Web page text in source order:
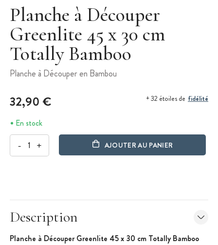
Planche à Découper
Greenlite 45 x 30 cm
Totally Bamboo
Planche à Découper en Bambou
32,90 € + 32 étoiles de fidélité
En stock
- + AJOUTER AU PANIER
Description
Planche à Découper Greenlite 45 x 30 cm Totally Bamboo